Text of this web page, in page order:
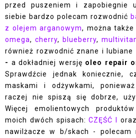
przed puszeniem i zapobiegnie
siebie bardzo polecam rozwodnić
z olejem arganowym, można
omega, cherry, blueberry,
również rozwodnić znane i lubiane
- a dokładniej wersję oleo repair
Sprawdźcie jednak koniecznie,
maskami i odżywkami,
raczej nie spiszą się dobrze,
Więcej emolientowych
moich dwóch spisach:CZĘŚĆ I oraz
nawilżacze w b/skach - polecam